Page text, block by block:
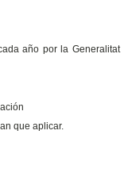
año por la Generalitat
que aplicar.